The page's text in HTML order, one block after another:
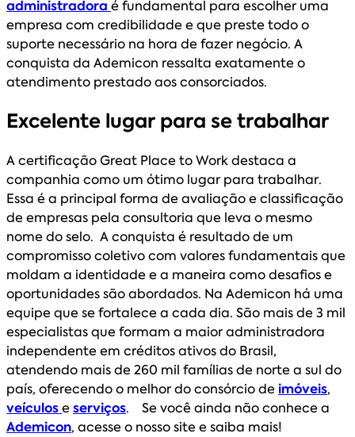
administradora é fundamental para escolher uma
empresa com credibilidade e que preste todo o
suporte necessário na hora de fazer negócio. A
conquista da Ademicon ressalta exatamente o
atendimento prestado aos consorciados.
Excelente lugar para se trabalhar
A certificação Great Place to Work destaca a
companhia como um ótimo lugar para trabalhar.
Essa é a principal forma de avaliação e classificação
de empresas pela consultoria que leva o mesmo
nome do selo. A conquista é resultado de um
compromisso coletivo com valores fundamentais que
moldam a identidade e a maneira como desafios e
oportunidades são abordados. Na Ademicon há uma
equipe que se fortalece a cada dia. São mais de 3 mil
especialistas que formam a maior administradora
independente em créditos ativos do Brasil,
atendendo mais de 260 mil famílias de norte a sul do
país, oferecendo o melhor do consórcio de imóveis,
veículoseserviços. Se você ainda não conhece a
Ademicon, acesse o nosso site e saiba mais!